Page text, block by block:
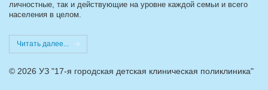
личностные, так и действующие на уровне каждой семьи и всего
населения в целом.
Читать далее...
© 2026 УЗ "17-я городская детская клиническая поликлиника"